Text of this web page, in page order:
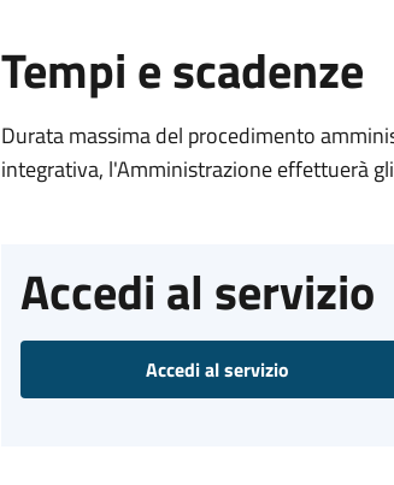
Tempi e scadenze
Durata massima del procedimento
integrativa, l'Amministrazione effettuerà
Accedi al servizio
Accedi al servizio